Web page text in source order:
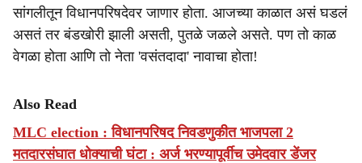
सांगलीतून विधानपरिषदेवर जाणार होता. आजच्या काळात असं घडलं
असतं तर बंडखोरी झाली असती, पुतळे जळले असते. पण तो काळ
वेगळा होता आणि तो नेता 'वसंतदादा' नावाचा होता!
Also Read
MLC election : विधानपरिषद निवडणुकीत भाजपला 2
मतदारसंघात धोक्याची घंटा : अर्ज भरण्यापूर्वीच उमेदवार डेंजर